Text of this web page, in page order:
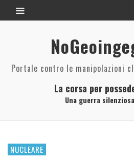
Portale contro le manipolazioni
La corsa per
Una guerra
NUCLEARE